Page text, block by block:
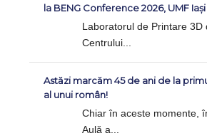
la BENG Conference 2026, UMF Iași
Laboratorul de Printare 3D
Centrului...
Astăzi marcăm 45 de ani de la
al unui român!
Chiar în aceste momente,
Aulă a...